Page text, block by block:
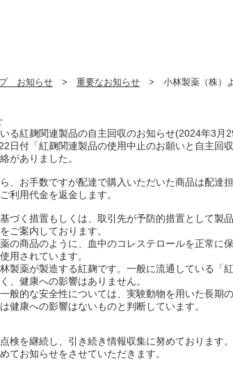
お知らせ > 重要なお知らせ > 小林製薬（株）よ
る紅麹関連製品の自主回収のお知らせ(2024年3月
22日付「紅麹関連製品の使用中止のお願いと自主回
がありました。
、お手数ですが配達で購入いただいた商品は配達
利用代金を返金します。
づく措置もしくは、取引先が予防的措置として製
ご案内しております。
の商品のように、血中のコレステロールを正常に
用されています。
製薬が製造する紅麹です。一般に流通している「
、健康への影響はありません。
般的な安全性については、実験動物を用いた長期
健康への影響はないものと判断しています。
検を継続し、引き続き情報収集に努めております
てお知らせをさせていただきます。